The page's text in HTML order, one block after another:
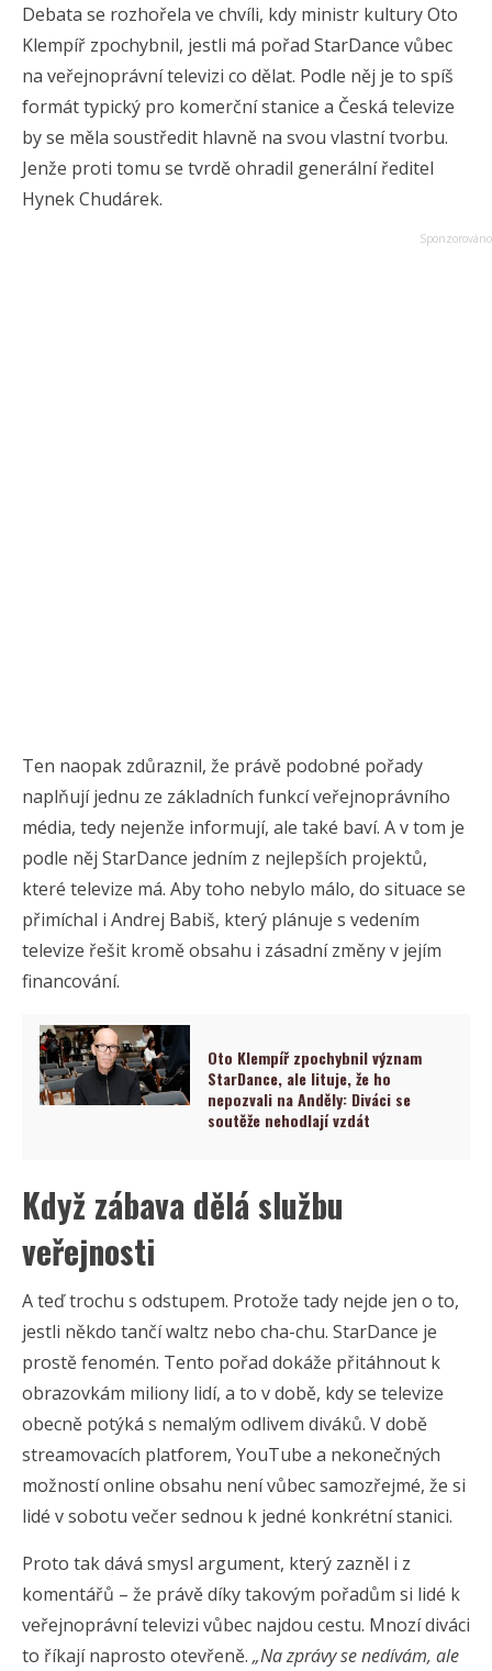
Debata se rozhořela ve chvíli, kdy ministr kultury Oto
Klempíř zpochybnil, jestli má pořad StarDance vůbec
na veřejnoprávní televizi co dělat. Podle něj je to spíš
formát typický pro komerční stanice a Česká televize
by se měla soustředit hlavně na svou vlastní tvorbu.
Jenže proti tomu se tvrdě ohradil generální ředitel
Hynek Chudárek.
Ten naopak zdůraznil, že právě podobné pořady
naplňují jednu ze základních funkcí veřejnoprávního
média, tedy nejenže informují, ale také baví. A v tom je
podle něj StarDance jedním z nejlepších projektů,
které televize má. Aby toho nebylo málo, do situace se
přimíchal i Andrej Babiš, který plánuje s vedením
televize řešit kromě obsahu i zásadní změny v jejím
financování.
Oto Klempíř zpochybnil význam
StarDance, ale lituje, že ho
nepozvali na Anděly: Diváci se
soutěže nehodlají vzdát
Když zábava dělá službu
veřejnosti
A teď trochu s odstupem. Protože tady nejde jen o to,
jestli někdo tančí waltz nebo cha-chu. StarDance je
prostě fenomén. Tento pořad dokáže přitáhnout k
obrazovkám miliony lidí, a to v době, kdy se televize
obecně potýká s nemalým odlivem diváků. V době
streamovacích platforem, YouTube a nekonečných
možností online obsahu není vůbec samozřejmé, že si
lidé v sobotu večer sednou k jedné konkrétní stanici.
Proto tak dává smysl argument, který zazněl i z
komentářů – že právě díky takovým pořadům si lidé k
veřejnoprávní televizi vůbec najdou cestu. Mnozí diváci
to říkají naprosto otevřeně. „Na zprávy se nedívám, ale